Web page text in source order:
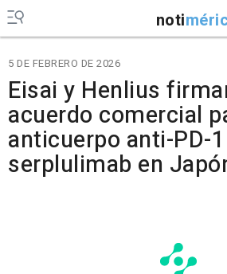
noti
5 DE FEBRERO DE 2026
Eisai y Henlius
acuerdo comercial
anticuerpo anti-PD-1
serplulimab en